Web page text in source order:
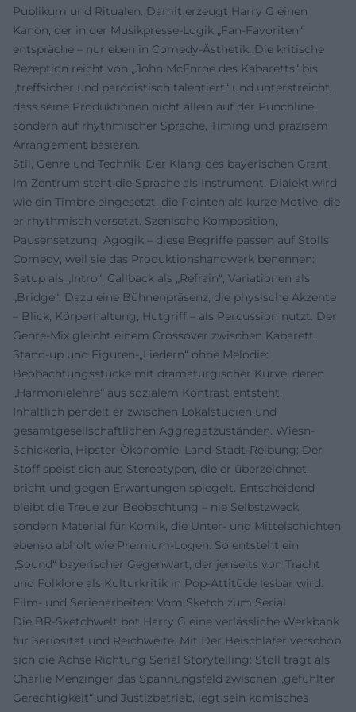
Publikum und Ritualen. Damit erzeugt Harry G einen
Kanon, der in der Musikpresse-Logik „Fan-Favoriten“
entspräche – nur eben in Comedy-Ästhetik. Die kritische
Rezeption reicht von „John McEnroe des Kabaretts“ bis
„treffsicher und parodistisch talentiert“ und unterstreicht,
dass seine Produktionen nicht allein auf der Punchline,
sondern auf rhythmischer Sprache, Timing und präzisem
Arrangement basieren.
Stil, Genre und Technik: Der Klang des bayerischen Grant
Im Zentrum steht die Sprache als Instrument. Dialekt wird
wie ein Timbre eingesetzt, die Pointen als kurze Motive, die
er rhythmisch versetzt. Szenische Komposition,
Pausensetzung, Agogik – diese Begriffe passen auf Stolls
Comedy, weil sie das Produktionshandwerk benennen:
Setup als „Intro“, Callback als „Refrain“, Variationen als
„Bridge“. Dazu eine Bühnenpräsenz, die physische Akzente
– Blick, Körperhaltung, Hutgriff – als Percussion nutzt. Der
Genre-Mix gleicht einem Crossover zwischen Kabarett,
Stand-up und Figuren-„Liedern“ ohne Melodie:
Beobachtungsstücke mit dramaturgischer Kurve, deren
„Harmonielehre“ aus sozialem Kontrast entsteht.
Inhaltlich pendelt er zwischen Lokalstudien und
gesamtgesellschaftlichen Aggregatzuständen. Wiesn-
Schickeria, Hipster-Ökonomie, Land-Stadt-Reibung: Der
Stoff speist sich aus Stereotypen, die er überzeichnet,
bricht und gegen Erwartungen spiegelt. Entscheidend
bleibt die Treue zur Beobachtung – nie Selbstzweck,
sondern Material für Komik, die Unter- und Mittelschichten
ebenso abholt wie Premium-Logen. So entsteht ein
„Sound“ bayerischer Gegenwart, der jenseits von Tracht
und Folklore als Kulturkritik in Pop-Attitüde lesbar wird.
Film- und Serienarbeiten: Vom Sketch zum Serial
Die BR-Sketchwelt bot Harry G eine verlässliche Werkbank
für Seriosität und Reichweite. Mit Der Beischläfer verschob
sich die Achse Richtung Serial Storytelling: Stoll trägt als
Charlie Menzinger das Spannungsfeld zwischen „gefühlter
Gerechtigkeit“ und Justizbetrieb, legt sein komisches